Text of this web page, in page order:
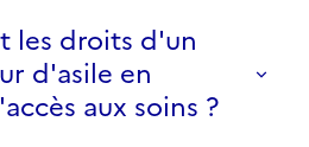
les droits d'un
d'asile en
aux soins ?